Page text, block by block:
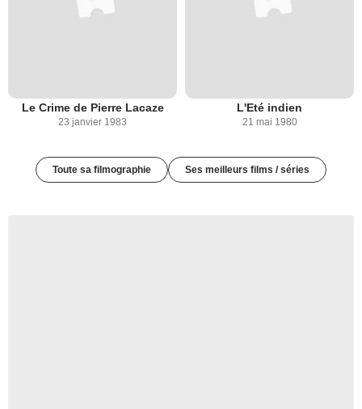
Le Crime de Pierre Lacaze
23 janvier 1983
L'Eté indien
21 mai 1980
Toute sa filmographie Ses meilleurs films / séries